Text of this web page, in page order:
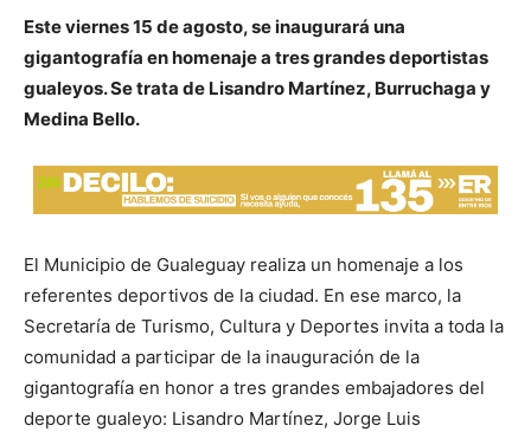
Este viernes 15 de agosto, se inaugurará una
gigantografía en homenaje a tres grandes deportistas
gualeyos. Se trata de Lisandro Martínez, Burruchaga y
Medina Bello.
El Municipio de Gualeguay realiza un homenaje a los
referentes deportivos de la ciudad. En ese marco, la
Secretaría de Turismo, Cultura y Deportes invita a toda la
comunidad a participar de la inauguración de la
gigantografía en honor a tres grandes embajadores del
deporte gualeyo: Lisandro Martínez, Jorge Luis